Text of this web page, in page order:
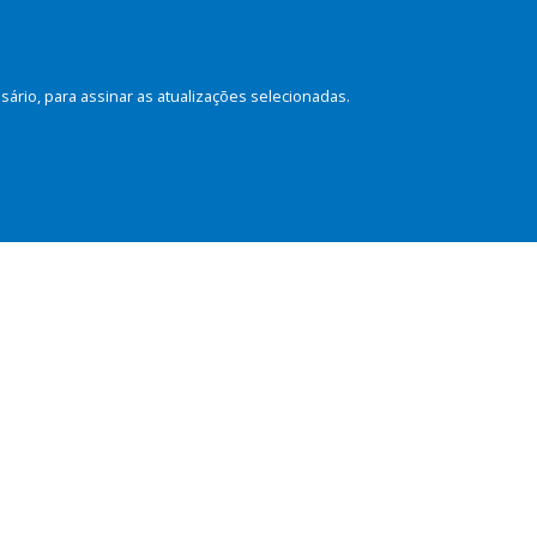
para assinar as atualizações selecionadas.